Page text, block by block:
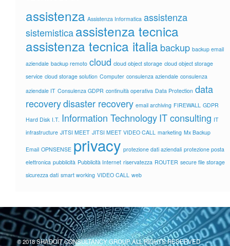
assistenza Assistenza Informatica assistenza
sistemisticaassistenza tecnica
assistenza tecnica italia backup backup email
aziendale backup remoto cloud cloud object storage cloud object storage
service cloud storage solution Computer consulenza aziendale consulenza
aziendale IT Consulenza GDPR continuità operativa Data Protection data
recoverydisaster recovery email archiving FIREWALL GDPR
Hard Disk I.T. Information TechnologyIT consulting IT
infrastructure JITSI MEET JITSI MEET VIDEO CALL marketing Mx Backup
Email OPNSENSE privacy protezione dati aziendali protezione posta
elettronica pubblicità Pubblicità Internet riservatezza ROUTER secure file storage
sicurezza dati smart working VIDEO CALL web
© 2018 SHADOIT CONSULTANCY GROUP ALL RIGHTS RESERVED -